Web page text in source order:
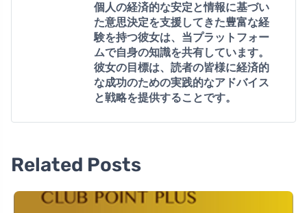
個人の経済的な安定と情報に基づい
た意思決定を支援してきた豊富な経
験を持つ彼女は、当プラットフォー
ムで自身の知識を共有しています。
彼女の目標は、読者の皆様に経済的
な成功のための実践的なアドバイス
と戦略を提供することです。
Related Posts